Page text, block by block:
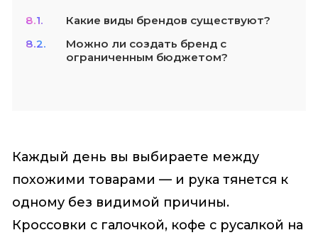
8.1.
Какие виды брендов существуют?
8.2.
Можно ли создать бренд с
ограниченным бюджетом?
Каждый день вы выбираете между
похожими товарами — и рука тянется к
одному без видимой причины.
Кроссовки с галочкой, кофе с русалкой на